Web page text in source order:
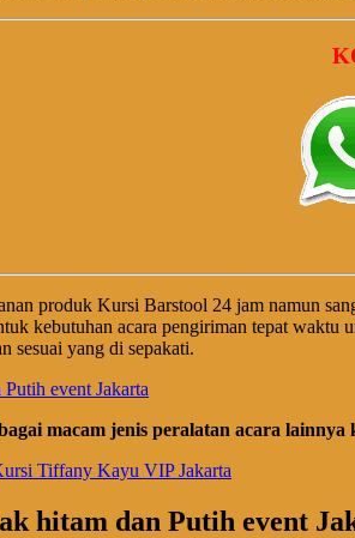
produk Kursi Barstool 24 jam namun
kebutuhan acara pengiriman tepat
sesuai yang di sepakati.
macam jenis peralatan acara
Tiffany Kayu VIP Jakarta
hitam dan Putih event